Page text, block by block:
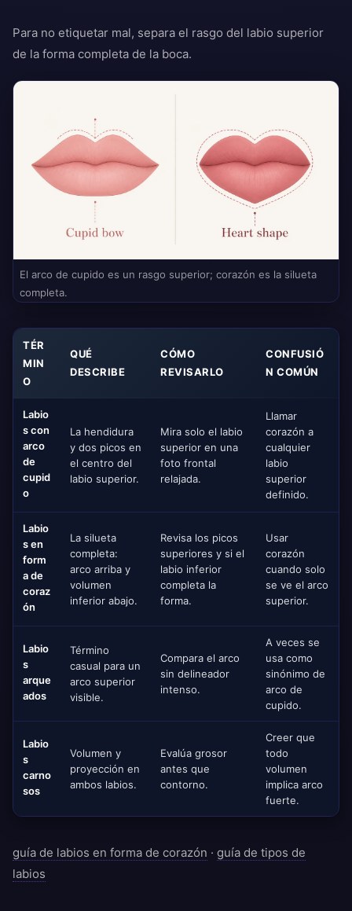
Para no etiquetar mal, separa el rasgo del labio superior
de la forma completa de la boca.
El arco de cupido es un rasgo superior; corazón es la silueta
completa.
TÉR
MIN
O
QUÉ
DESCRIBE
CÓMO
REVISARLO
CONFUSIÓ
N COMÚN
Labio
s con
arco
de
cupid
o
La hendidura
y dos picos en
el centro del
labio superior.
Mira solo el labio
superior en una
foto frontal
relajada.
Llamar
corazón a
cualquier
labio
superior
definido.
Labio
s en
form
a de
coraz
ón
La silueta
completa:
arco arriba y
volumen
inferior abajo.
Revisa los picos
superiores y si el
labio inferior
completa la
forma.
Usar
corazón
cuando solo
se ve el arco
superior.
Labio
s
arque
ados
Término
casual para un
arco superior
visible.
Compara el arco
sin delineador
intenso.
A veces se
usa como
sinónimo de
arco de
cupido.
Labio
s
carno
sos
Volumen y
proyección en
ambos labios.
Evalúa grosor
antes que
contorno.
Creer que
todo
volumen
implica arco
fuerte.
guía de labios en forma de corazón · guía de tipos de
labios